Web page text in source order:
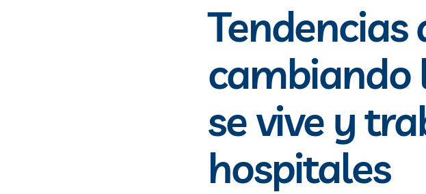
Tendencias
cambiando
se vive y
hospitales